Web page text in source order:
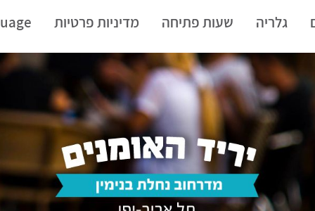
גלריה שעות פתיחה מדיניות פרטיות